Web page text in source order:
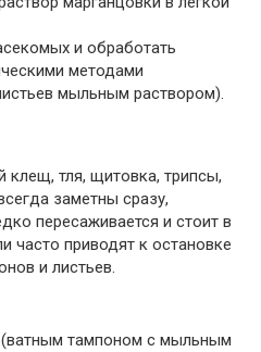
и обработать
методами
мыльным раствором).
тля, щитовка, трипсы,
заметны сразу,
пересаживается и стоит в
часто приводят к остановке
и листьев.
тампоном с мыльным